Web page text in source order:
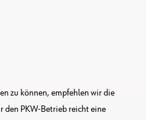
zu können, empfehlen wir die
den PKW-Betrieb reicht eine